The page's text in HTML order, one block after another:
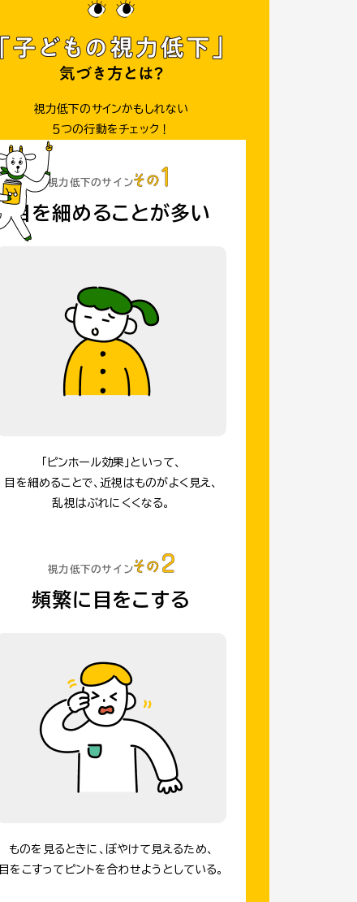
視力低下のサインかもしれない
５つの行動をチェック！
視力低下のサイン
目を細めることが多い
「ピンホール効果」といって、
目を細めることで、近視はものがよく見え、
乱視はぶれにくくなる。
視力低下のサイン
頻繁に目をこする
ものを見るときに、ぼやけて見えるため、
目をこすってピントを合わせようとしている。